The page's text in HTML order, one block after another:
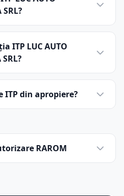
SRL?
ITP LUC AUTO
SRL?
ITP din apropiere?
RAROM